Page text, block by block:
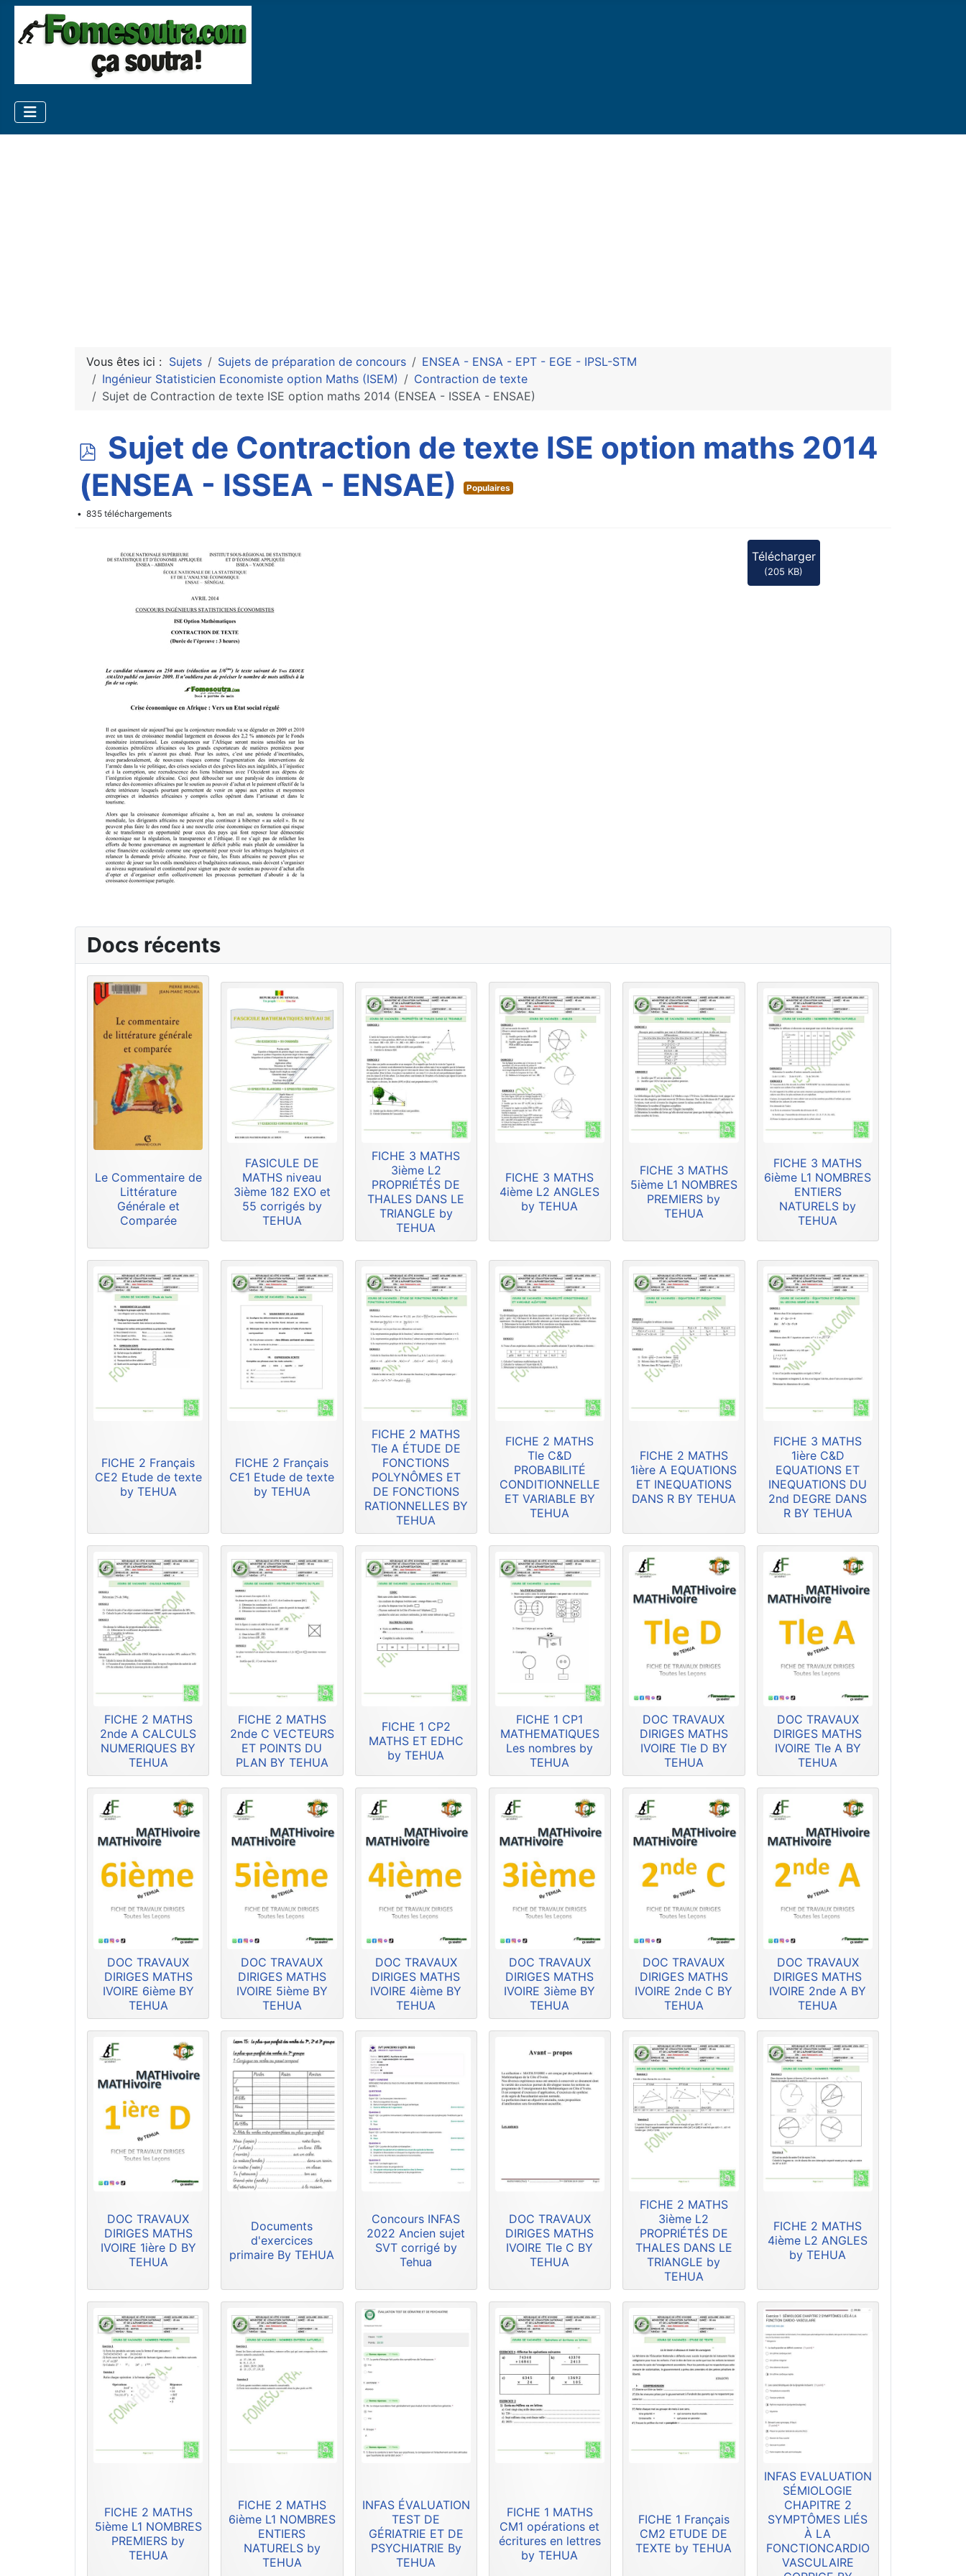
Vous êtes ici : Sujets Sujets de préparation de concours
ENSEA - ENSA - EPT - EGE - IPSL-STM
Ingénieur Statisticien Economiste option Maths (ISEM)
Contraction de texte
Sujet de Contraction de texte ISE option maths 2014 (ENSEA - ISSEA - ENSAE)
p
d
f
Sujet de Contraction de texte ISE option maths 2014
(ENSEA - ISSEA - ENSAE)
Populaires
835 téléchargements
Télécharger
(205 KB)
Docs récents
Le Commentaire de
Littérature
Générale et
Comparée
FASICULE DE
MATHS niveau
3ième 182 EXO et
55 corrigés by
TEHUA
FICHE 3 MATHS
3ième L2
PROPRIÉTÉS DE
THALES DANS LE
TRIANGLE by
TEHUA
FICHE 3 MATHS
4ième L2 ANGLES
by TEHUA
FICHE 3 MATHS
5ième L1 NOMBRES
PREMIERS by
TEHUA
FICHE 3 MATHS
6ième L1 NOMBRES
ENTIERS
NATURELS by
TEHUA
FICHE 2 Français
CE2 Etude de texte
by TEHUA
FICHE 2 Français
CE1 Etude de texte
by TEHUA
FICHE 2 MATHS
Tle A ÉTUDE DE
FONCTIONS
POLYNÔMES ET
DE FONCTIONS
RATIONNELLES BY
TEHUA
FICHE 2 MATHS
Tle C&D
PROBABILITÉ
CONDITIONNELLE
ET VARIABLE BY
TEHUA
FICHE 2 MATHS
1ière A EQUATIONS
ET INEQUATIONS
DANS R BY TEHUA
FICHE 3 MATHS
1ière C&D
EQUATIONS ET
INEQUATIONS DU
2nd DEGRE DANS
R BY TEHUA
FICHE 2 MATHS
2nde A CALCULS
NUMERIQUES BY
TEHUA
FICHE 2 MATHS
2nde C VECTEURS
ET POINTS DU
PLAN BY TEHUA
FICHE 1 CP2
MATHS ET EDHC
by TEHUA
FICHE 1 CP1
MATHEMATIQUES
Les nombres by
TEHUA
DOC TRAVAUX
DIRIGES MATHS
IVOIRE Tle D BY
TEHUA
DOC TRAVAUX
DIRIGES MATHS
IVOIRE Tle A BY
TEHUA
DOC TRAVAUX
DIRIGES MATHS
IVOIRE 6ième BY
TEHUA
DOC TRAVAUX
DIRIGES MATHS
IVOIRE 5ième BY
TEHUA
DOC TRAVAUX
DIRIGES MATHS
IVOIRE 4ième BY
TEHUA
DOC TRAVAUX
DIRIGES MATHS
IVOIRE 3ième BY
TEHUA
DOC TRAVAUX
DIRIGES MATHS
IVOIRE 2nde C BY
TEHUA
DOC TRAVAUX
DIRIGES MATHS
IVOIRE 2nde A BY
TEHUA
DOC TRAVAUX
DIRIGES MATHS
IVOIRE 1ière D BY
TEHUA
Documents
d'exercices
primaire By TEHUA
Concours INFAS
2022 Ancien sujet
SVT corrigé by
Tehua
DOC TRAVAUX
DIRIGES MATHS
IVOIRE Tle C BY
TEHUA
FICHE 2 MATHS
3ième L2
PROPRIÉTÉS DE
THALES DANS LE
TRIANGLE by
TEHUA
FICHE 2 MATHS
4ième L2 ANGLES
by TEHUA
FICHE 2 MATHS
5ième L1 NOMBRES
PREMIERS by
TEHUA
FICHE 2 MATHS
6ième L1 NOMBRES
ENTIERS
NATURELS by
TEHUA
INFAS ÉVALUATION
TEST DE
GÉRIATRIE ET DE
PSYCHIATRIE By
TEHUA
FICHE 1 MATHS
CM1 opérations et
écritures en lettres
by TEHUA
FICHE 1 Français
CM2 ETUDE DE
TEXTE by TEHUA
INFAS EVALUATION
SÉMIOLOGIE
CHAPITRE 2
SYMPTÔMES LIÉS
À LA
FONCTIONCARDIO
VASCULAIRE